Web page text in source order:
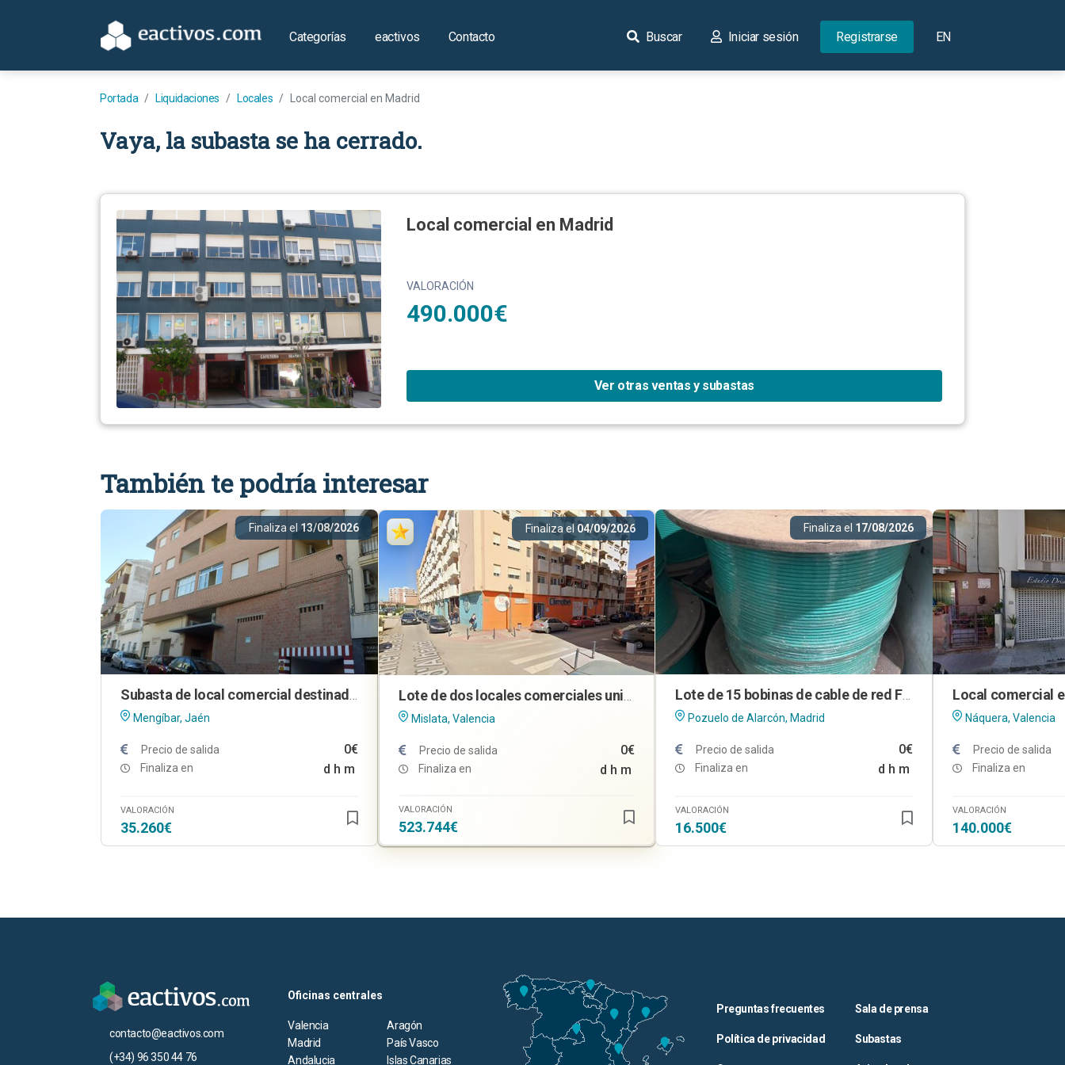
Categorías eactivos Contacto Buscar Iniciar sesión Registrarse EN
Portada Liquidaciones Locales Local comercial en Madrid
Vaya, la subasta se ha cerrado.
Local comercial en Madrid
VALORACIÓN
490.000€
Ver otras ventas y subastas
También te podría interesar
Finaliza el 13/08/2026
Mengíbar, Jaén
Precio de salida 0€
Finaliza en d h m
VALORACIÓN
35.260€
Finaliza el 04/09/2026
Lote de dos locales comerciales unidos en Mislata (Valencia)
Mislata, Valencia
Precio de salida 0€
Finaliza en d h m
VALORACIÓN
523.744€
Finaliza el 17/08/2026
Lote de 15 bobinas de cable de red FURUKAWA en Pozuelo de Alarcón (Madrid)
Pozuelo de Alarcón, Madrid
Precio de salida 0€
Finaliza en d h m
VALORACIÓN
16.500€
Náquera, Valencia
Precio de salida
Finaliza en
VALORACIÓN
140.000€
contacto@eactivos.com
(+34) 96 350 44 76
Oficinas centrales
Valencia
Aragón
Madrid
País Vasco
Andalucia
Islas Canarias
Preguntas frecuentes Sala de prensa
Política de privacidad Subastas